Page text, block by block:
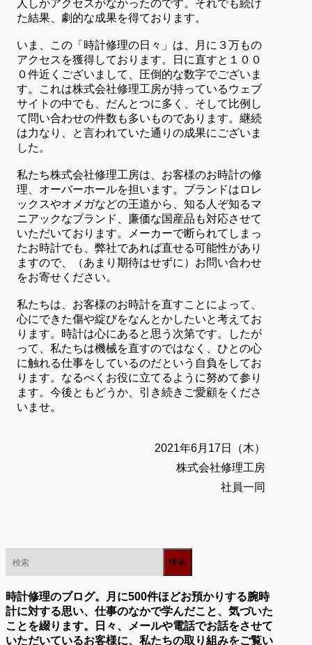
人しかアクセスがなかったのです。それでも続け
た結果、劇的な成果を得ております。
いま、この「時計修理の日々」は、月に３万もの
アクセスを獲得しております。日に直すと１００
０件近くございまして、圧倒的な数字でございま
す。これは株式会社修理工房が持っているウェブ
サイトの中でも、だんとつに多く、そして比例し
て問い合わせの件数も多いものであります。継続
は力なり、と言われていた通りの成果にございま
した。
私たち株式会社修理工房は、お客様のお時計の修
理、オーバーホールを担います。ブランドはロレ
ックスやオメガなどの王道から、知る人ぞ知るマ
ニアックなブランド、廉価な国産品も対応させて
いただいております。メーカーで断られてしまっ
たお時計でも、弊社であれば直せる可能性があり
ますので、（あまり期待はせずに）お問い合わせ
をお寄せください。
私たちは、お客様のお時計を直すことによって、
心にできた傷や綻びをなんとかしたいと考えてお
ります。時計は心にあると思う次第です。したが
って、私たちは機械を直すのではなく、ひとの心
に触れる仕事をしているのだという自負をしてお
ります。なるべくお役に立てるように努めて参り
ます。今後ともどうか、引き続きご愛顧をくださ
いませ。
2021年6月17日（木）
株式会社修理工房
社員一同
時計修理のブログ。月に500件ほどお預かりする腕時
計に対する思い、仕事のなかで学んだこと、気づいた
ことを綴ります。日々、メールや電話でお話をさせて
いただいているお客様に、私たちの取り組みをご覧い